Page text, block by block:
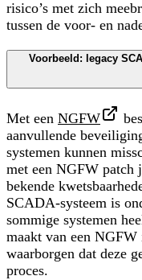
risico’s met zich
tussen de voor- en
Voorbeeld: legacy
Met een NGFW
aanvullende
systemen kunnen
met een NGFW patch
bekende
SCADA-systeem is
sommige systemen
maakt van een
waarborgen dat deze
proces.